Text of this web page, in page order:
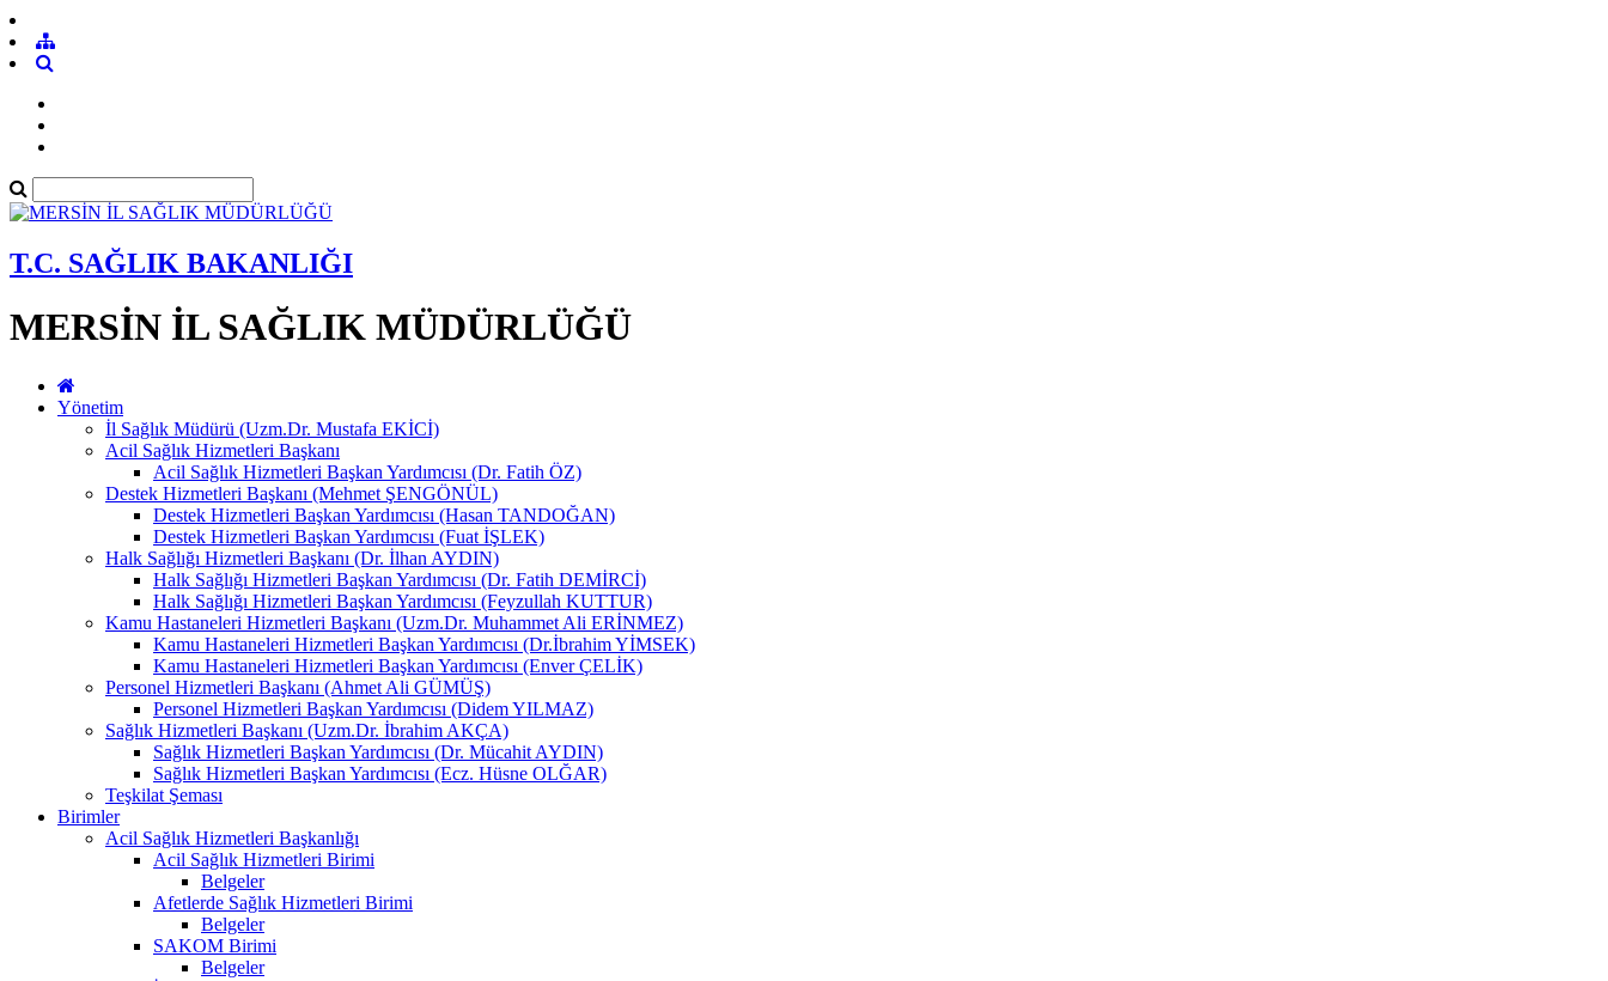
T.C. SAĞLIK BAKANLIĞI
MERSİN İL SAĞLIK MÜDÜRLÜĞÜ
Yönetim
İl Sağlık Müdürü (Uzm.Dr. Mustafa EKİCİ)
Acil Sağlık Hizmetleri Başkanı
Acil Sağlık Hizmetleri Başkan Yardımcısı (Dr. Fatih ÖZ)
Destek Hizmetleri Başkanı (Mehmet ŞENGÖNÜL)
Destek Hizmetleri Başkan Yardımcısı (Hasan TANDOĞAN)
Destek Hizmetleri Başkan Yardımcısı (Fuat İŞLEK)
Halk Sağlığı Hizmetleri Başkanı (Dr. İlhan AYDIN)
Halk Sağlığı Hizmetleri Başkan Yardımcısı (Dr. Fatih DEMİRCİ)
Halk Sağlığı Hizmetleri Başkan Yardımcısı (Feyzullah KUTTUR)
Kamu Hastaneleri Hizmetleri Başkanı (Uzm.Dr. Muhammet Ali ERİNMEZ)
Kamu Hastaneleri Hizmetleri Başkan Yardımcısı (Dr.İbrahim YİMSEK)
Kamu Hastaneleri Hizmetleri Başkan Yardımcısı (Enver ÇELİK)
Personel Hizmetleri Başkanı (Ahmet Ali GÜMÜŞ)
Personel Hizmetleri Başkan Yardımcısı (Didem YILMAZ)
Sağlık Hizmetleri Başkanı (Uzm.Dr. İbrahim AKÇA)
Sağlık Hizmetleri Başkan Yardımcısı (Dr. Mücahit AYDIN)
Sağlık Hizmetleri Başkan Yardımcısı (Ecz. Hüsne OLĞAR)
Teşkilat Şeması
Birimler
Acil Sağlık Hizmetleri Başkanlığı
Acil Sağlık Hizmetleri Birimi
Belgeler
Afetlerde Sağlık Hizmetleri Birimi
Belgeler
SAKOM Birimi
Belgeler